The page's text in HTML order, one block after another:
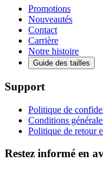
Promotions
Nouveautés
Contact
Carrière
Notre histoire
Guide des tailles
Support
Politique de
Conditions
Politique de retour
Restez informé en